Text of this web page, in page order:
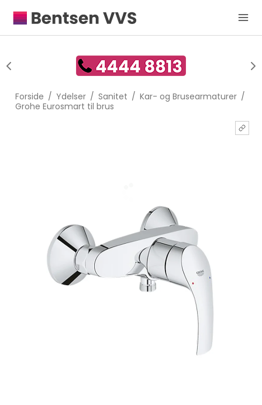
Forside / Ydelser / Sanitet / Kar- og Brusearmaturer /
Grohe Eurosmart til brus